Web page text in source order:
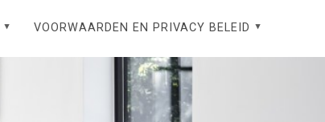
VOORWAARDEN EN PRIVACY BELEID